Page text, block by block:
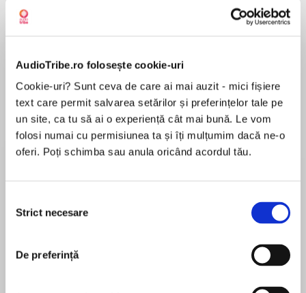
AudioTribe.ro folosește cookie-uri
Cookie-uri? Sunt ceva de care ai mai auzit - mici fișiere
text care permit salvarea setărilor și preferințelor tale pe
un site, ca tu să ai o experiență cât mai bună. Le vom
folosi numai cu permisiunea ta și îți mulțumim dacă ne-o
oferi. Poți schimba sau anula oricând acordul tău.
consimțământului
Strict necesare
De preferință
Elita de Argint (Elita
Migdală
Sohn Won-pyung
Desprecarte
Ți s‑a schimbat vocea? Dintr‑odată a început
să‑ți crească păr peste tot? Hormonii ți-au
luat‑o razna și nu știi cum să-i ții sub control?
responsabilitățile, drogurile, alcoolul,
de necunoscute care-ți dau bătăi de cap? Nu‑ți
face griji, totul va fi OK! Cartea de față, acum în
ediție revizuită și adăugită, a fost scrisă special
În acest moment nu există recenzii